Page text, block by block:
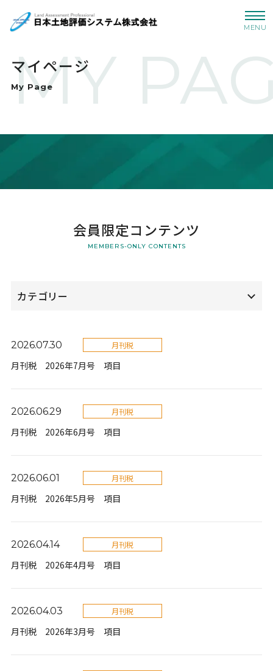
MENU
MY
マイページ
My Page
会員限定コンテンツ
MEMBERS-ONLY CONTENTS
カテゴリー
2026.07.30 月刊税
月刊税 2026年7月号 項目
2026.06.29 月刊税
月刊税 2026年6月号 項目
2026.06.01 月刊税
月刊税 2026年5月号 項目
2026.04.14 月刊税
月刊税 2026年4月号 項目
2026.04.03 月刊税
月刊税 2026年3月号 項目